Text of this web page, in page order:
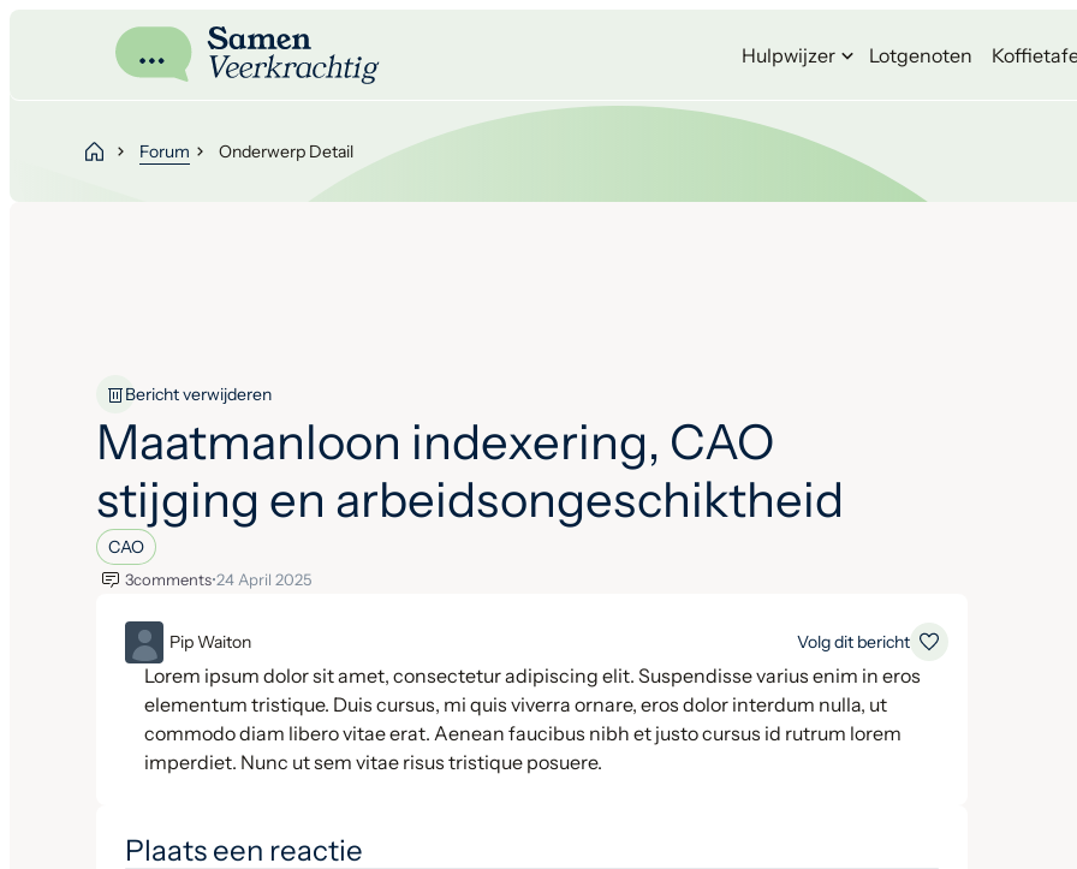
Hulpwijzer Lotgenoten
Forum Onderwerp Detail
Bericht verwijderen
Maatmanloon indexering, CAO
stijging en arbeidsongeschiktheid
CAO
3comments•24 April 2025
ML Pip Waiton Volg dit bericht
Lorem ipsum dolor sit amet, consectetur adipiscing elit. Suspendisse varius enim in eros
elementum tristique. Duis cursus, mi quis viverra ornare, eros dolor interdum nulla, ut
commodo diam libero vitae erat. Aenean faucibus nibh et justo cursus id rutrum lorem
imperdiet. Nunc ut sem vitae risus tristique posuere.
Plaats een reactie